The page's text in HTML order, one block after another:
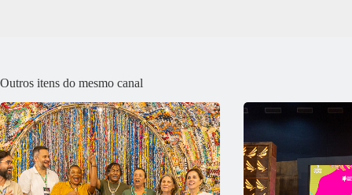
Outros itens do mesmo canal